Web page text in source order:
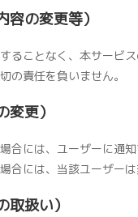
の変更等）
ることなく、本サービ
の責任を負いません。
更）
合には、ユーザーに通
合には、当該ユーザー
扱い）